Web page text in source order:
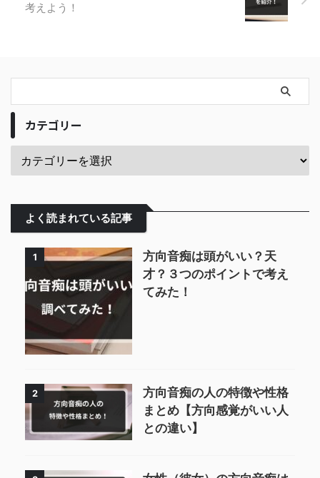
考えよう！
カテゴリー
よく読まれている記事
1
方向音痴は頭がいい？天
才？３つのポイントで考え
てみた！
2
方向音痴の人の特徴や性格
まとめ【方向感覚がいい人
との違い】